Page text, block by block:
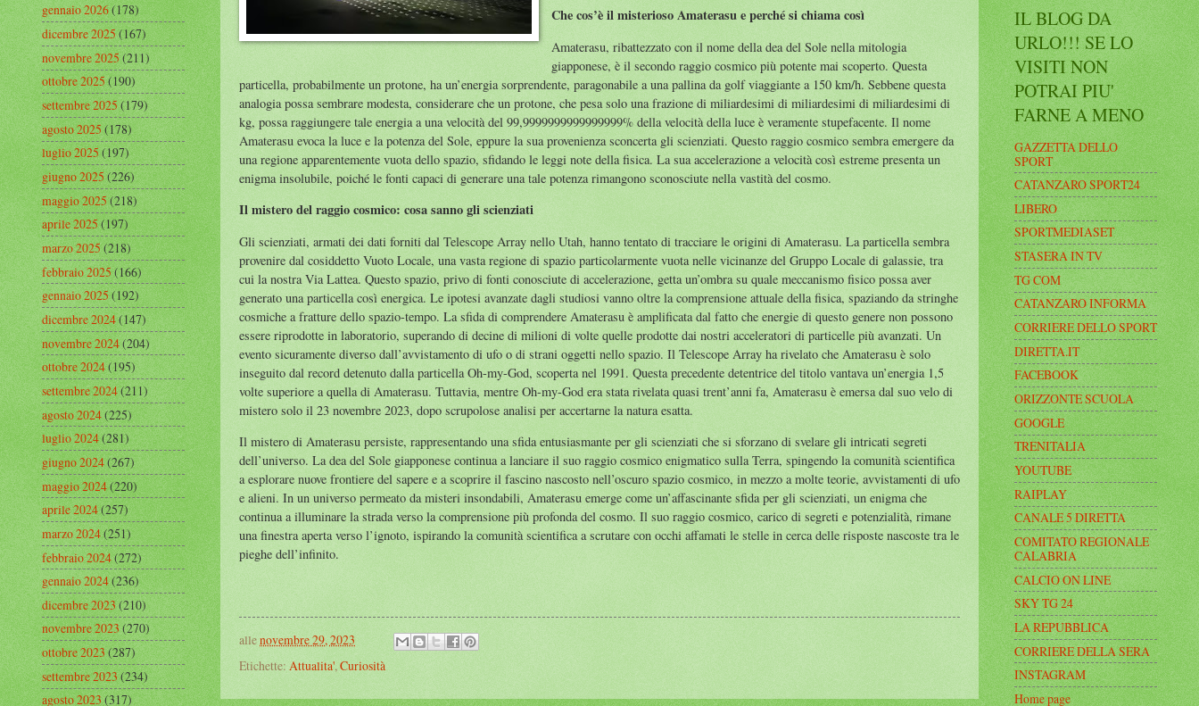
Che cos’è il misterioso Amaterasu e perché si chiama così
Amaterasu, ribattezzato con il nome della dea del Sole nella mitologia
giapponese, è il secondo raggio cosmico più potente mai scoperto. Questa
particella, probabilmente un protone, ha un’energia sorprendente, paragonabile a una pallina da golf viaggiante a 150 km/h. Sebbene questa
analogia possa sembrare modesta, considerare che un protone, che pesa solo una frazione di miliardesimi di miliardesimi di miliardesimi di
kg, possa raggiungere tale energia a una velocità del 99,9999999999999999% della velocità della luce è veramente stupefacente. Il nome
Amaterasu evoca la luce e la potenza del Sole, eppure la sua provenienza sconcerta gli scienziati. Questo raggio cosmico sembra emergere da
una regione apparentemente vuota dello spazio, sfidando le leggi note della fisica. La sua accelerazione a velocità così estreme presenta un
enigma insolubile, poiché le fonti capaci di generare una tale potenza rimangono sconosciute nella vastità del cosmo.
Il mistero del raggio cosmico: cosa sanno gli scienziati
Gli scienziati, armati dei dati forniti dal Telescope Array nello Utah, hanno tentato di tracciare le origini di Amaterasu. La particella sembra
provenire dal cosiddetto Vuoto Locale, una vasta regione di spazio particolarmente vuota nelle vicinanze del Gruppo Locale di galassie, tra
cui la nostra Via Lattea. Questo spazio, privo di fonti conosciute di accelerazione, getta un’ombra su quale meccanismo fisico possa aver
generato una particella così energica. Le ipotesi avanzate dagli studiosi vanno oltre la comprensione attuale della fisica, spaziando da stringhe
cosmiche a fratture dello spazio-tempo. La sfida di comprendere Amaterasu è amplificata dal fatto che energie di questo genere non possono
essere riprodotte in laboratorio, superando di decine di milioni di volte quelle prodotte dai nostri acceleratori di particelle più avanzati. Un
evento sicuramente diverso dall’avvistamento di ufo o di strani oggetti nello spazio. Il Telescope Array ha rivelato che Amaterasu è solo
inseguito dal record detenuto dalla particella Oh-my-God, scoperta nel 1991. Questa precedente detentrice del titolo vantava un’energia 1,5
volte superiore a quella di Amaterasu. Tuttavia, mentre Oh-my-God era stata rivelata quasi trent’anni fa, Amaterasu è emersa dal suo velo di
mistero solo il 23 novembre 2023, dopo scrupolose analisi per accertarne la natura esatta.
Il mistero di Amaterasu persiste, rappresentando una sfida entusiasmante per gli scienziati che si sforzano di svelare gli intricati segreti
dell’universo. La dea del Sole giapponese continua a lanciare il suo raggio cosmico enigmatico sulla Terra, spingendo la comunità scientifica
a esplorare nuove frontiere del sapere e a scoprire il fascino nascosto nell’oscuro spazio cosmico, in mezzo a molte teorie, avvistamenti di ufo
e alieni. In un universo permeato da misteri insondabili, Amaterasu emerge come un’affascinante sfida per gli scienziati, un enigma che
continua a illuminare la strada verso la comprensione più profonda del cosmo. Il suo raggio cosmico, carico di segreti e potenzialità, rimane
una finestra aperta verso l’ignoto, ispirando la comunità scientifica a scrutare con occhi affamati le stelle in cerca delle risposte nascoste tra le
pieghe dell’infinito.
allenovembre 29, 2023
Etichette: Attualita',Curiosità
gennaio 2026(178)
dicembre 2025(167)
novembre 2025(211)
ottobre 2025(190)
settembre 2025(179)
agosto 2025(178)
luglio 2025(197)
giugno 2025(226)
maggio 2025(218)
aprile 2025(197)
marzo 2025(218)
febbraio 2025(166)
gennaio 2025(192)
dicembre 2024(147)
novembre 2024(204)
ottobre 2024(195)
settembre 2024(211)
agosto 2024(225)
luglio 2024(281)
giugno 2024(267)
maggio 2024(220)
aprile 2024(257)
marzo 2024(251)
febbraio 2024(272)
gennaio 2024(236)
dicembre 2023(210)
novembre 2023(270)
ottobre 2023(287)
settembre 2023(234)
agosto 2023(317)
IL BLOG DA
URLO!!! SE LO
VISITI NON
POTRAI PIU'
FARNE A MENO
GAZZETTA DELLO
SPORT
CATANZARO SPORT24
LIBERO
SPORTMEDIASET
STASERA IN TV
TG COM
CATANZARO INFORMA
CORRIERE DELLO SPORT
DIRETTA.IT
FACEBOOK
ORIZZONTE SCUOLA
GOOGLE
TRENITALIA
YOUTUBE
RAIPLAY
CANALE 5 DIRETTA
COMITATO REGIONALE
CALABRIA
CALCIO ON LINE
SKY TG 24
LA REPUBBLICA
CORRIERE DELLA SERA
INSTAGRAM
Home page